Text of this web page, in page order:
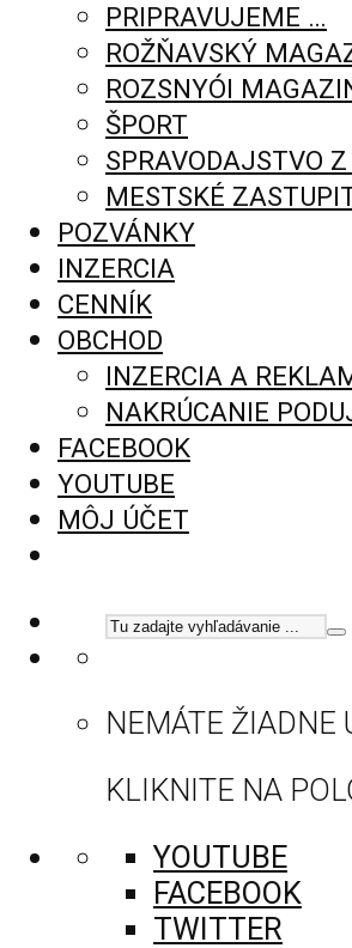
PRIPRAVUJEME …
ROŽŇAVSKÝ
ROZSNYÓI
ŠPORT
SPRAVODAJSTVO
MESTSKÉ
POZVÁNKY
INZERCIA
CENNÍK
OBCHOD
INZERCIA A
NAKRÚCANIE
FACEBOOK
YOUTUBE
MÔJ ÚČET
NEMÁTE ŽIADNE
KLIKNITE NA
YOUTUBE
FACEBOOK
TWITTER